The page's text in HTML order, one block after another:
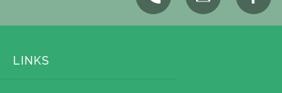
LINKS